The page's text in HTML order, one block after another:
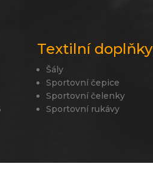
Textilní doplňky
Šály
Sportovní čepice
Sportovní čelenky
Sportovní rukávy